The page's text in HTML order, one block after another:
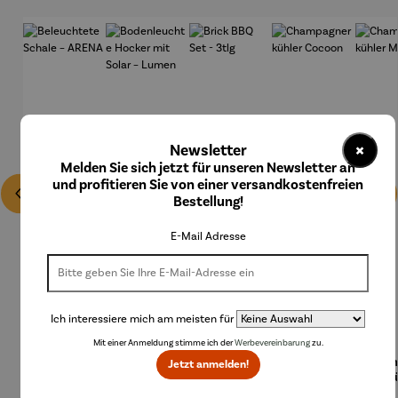
Bodenleu
chte
Brick BBQ
Set - 3tlg
×
Newsletter
Melden Sie sich jetzt für unseren Newsletter an
und profitieren Sie von einer versandkostenfreien
Bestellung!
E-Mail Adresse
Ich interessiere mich am meisten für
Mit einer Anmeldung stimme ich derWerbevereinbarungzu.
Jetzt anmelden!